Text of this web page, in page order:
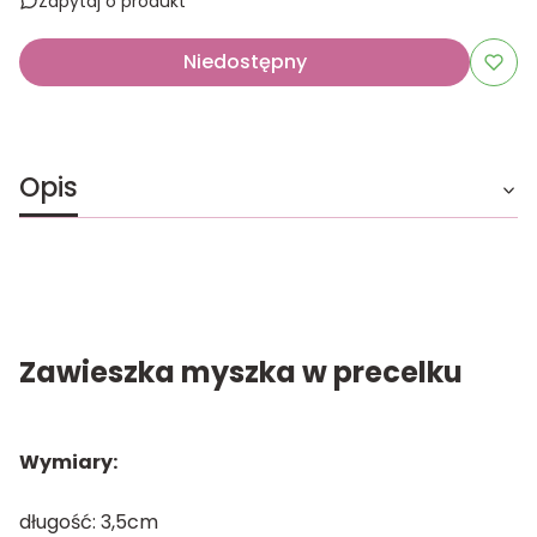
Niedostępny
Opis
Zawieszka myszka w precelku
Wymiary:
długość: 3,5cm